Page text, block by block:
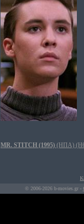
MR. STITCH (1995) (ΗΠΑ)
© 2006-2026 b-movies.gr -